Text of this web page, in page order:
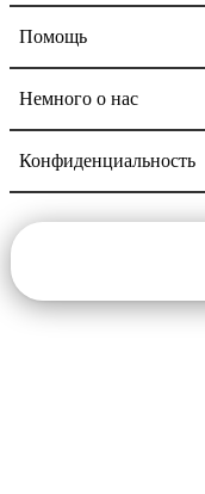
Помощь
Немного о нас
Конфиденциальность
Navigation